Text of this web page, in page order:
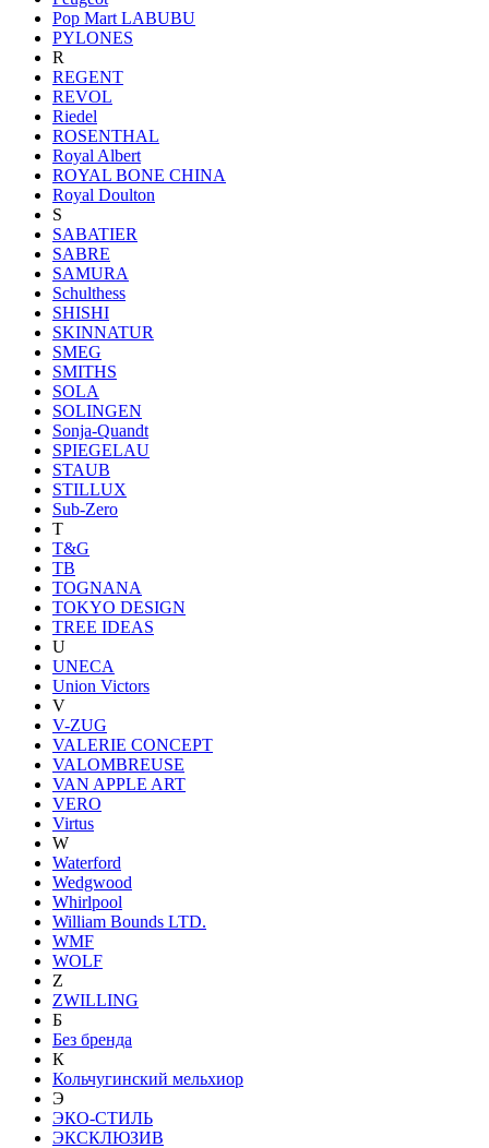
Pop Mart LABUBU
PYLONES
R
REGENT
REVOL
Riedel
ROSENTHAL
Royal Albert
ROYAL BONE CHINA
Royal Doulton
S
SABATIER
SABRE
SAMURA
Schulthess
SHISHI
SKINNATUR
SMEG
SMITHS
SOLA
SOLINGEN
Sonja-Quandt
SPIEGELAU
STAUB
STILLUX
Sub-Zero
T
T&G
TB
TOGNANA
TOKYO DESIGN
TREE IDEAS
U
UNECA
Union Victors
V
V-ZUG
VALERIE CONCEPT
VALOMBREUSE
VAN APPLE ART
VERO
Virtus
W
Waterford
Wedgwood
Whirlpool
William Bounds LTD.
WMF
WOLF
Z
ZWILLING
Б
Без бренда
К
Кольчугинский мельхиор
Э
ЭКО-СТИЛЬ
ЭКСКЛЮЗИВ